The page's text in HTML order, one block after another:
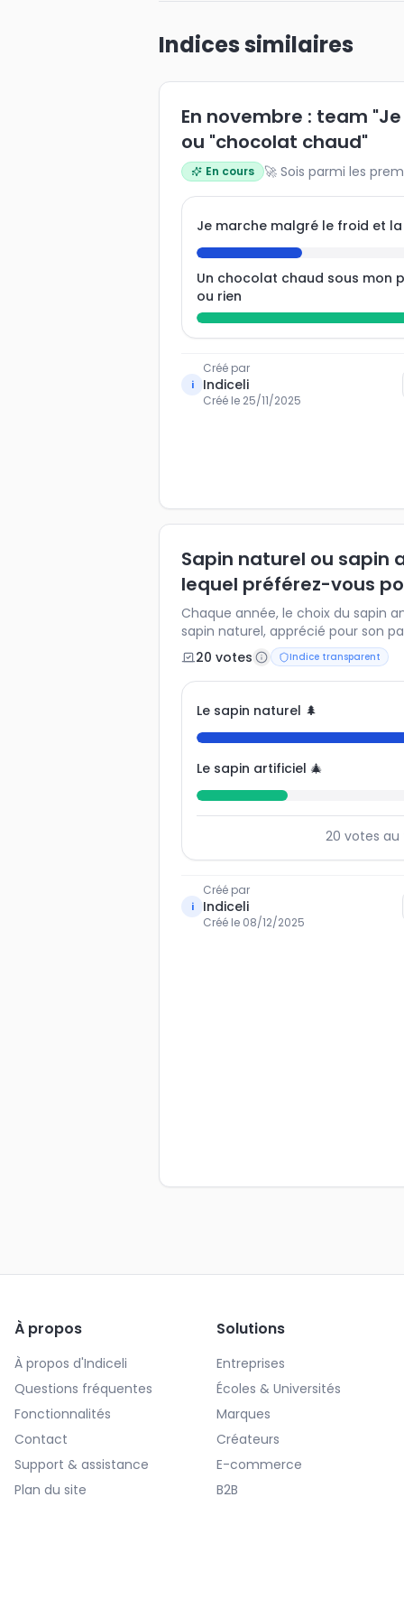
Indices similaires
En novembre : team
ou "chocolat chaud"
En cours 🚀 Sois parmi les
Je marche malgré le froid et
Un chocolat chaud sous mon
ou rien
i
Créé par
Indiceli
Créé le 25/11/2025
Sapin naturel ou sapin
lequel préférez-vous
Chaque année, le choix du sapin
sapin naturel, apprécié pour son
ou sapin artificiel, durable et
préférence et découvrez
Français. Un indice idéal pour
l’impact écologique perçu et les
20 votes Indice transparent
Le sapin naturel 🌲
Le sapin artificiel 🎄
20 votes au
i
Créé par
Indiceli
Créé le 08/12/2025
À propos
À propos d'Indiceli
Questions fréquentes
Fonctionnalités
Contact
Support & assistance
Plan du site
Solutions
Entreprises
Écoles & Universités
Marques
Créateurs
E-commerce
B2B